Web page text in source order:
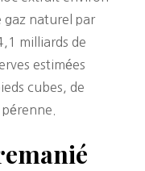
gaz naturel par
milliards de
estimées
cubes, de